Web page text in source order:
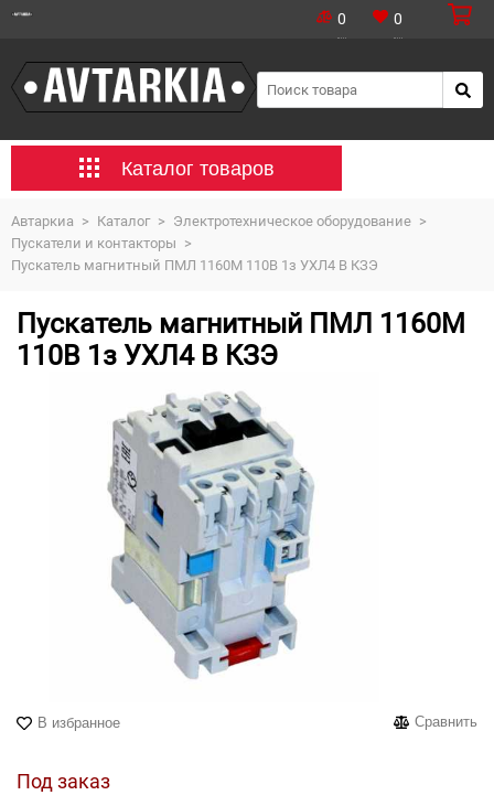
0 0
Каталог товаров
Автаркиа > Каталог > Электротехническое оборудование >
Пускатели и контакторы >
Пускатель магнитный ПМЛ 1160М 110В 1з УХЛ4 В КЗЭ
Пускатель магнитный ПМЛ 1160М
110В 1з УХЛ4 В КЗЭ
В избранное Сравнить
Под заказ